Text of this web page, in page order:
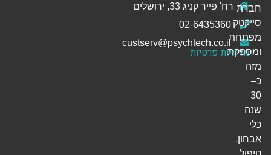
רח' פייר קניג 33, ירושלים
מדיניות פרטיות
חברת
סייקטק
מפתחת
ומספקת
מזה
כ–
30
שנה
כלי
אבחון,